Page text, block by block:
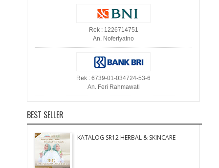
Rek : 1226714751
An. Noferiyatno
Rek : 6739-01-034724-53-6
An. Feri Rahmawati
BEST SELLER
KATALOG SR12 HERBAL & SKINCARE